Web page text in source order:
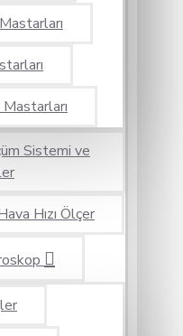
Sistemi ve
Hızı Ölçer